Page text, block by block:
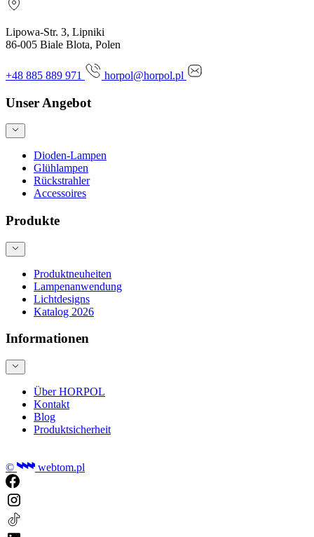
Lipowa-Str. 3, Lipniki
86-005 Biale Blota, Polen
+48 885 889 971 horpol@horpol.pl
Unser Angebot
Dioden-Lampen
Glühlampen
Rückstrahler
Accessoires
Produkte
Produktneuheiten
Lampenanwendung
Lichtdesigns
Katalog 2026
Informationen
Über HORPOL
Kontakt
Blog
Produktsicherheit
© webtom.pl